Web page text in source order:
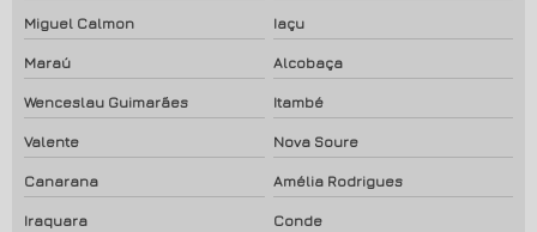
Miguel Calmon Iaçu
Maraú Alcobaça
Wenceslau Guimarães Itambé
Valente Nova Soure
Canarana Amélia Rodrigues
Iraquara Conde